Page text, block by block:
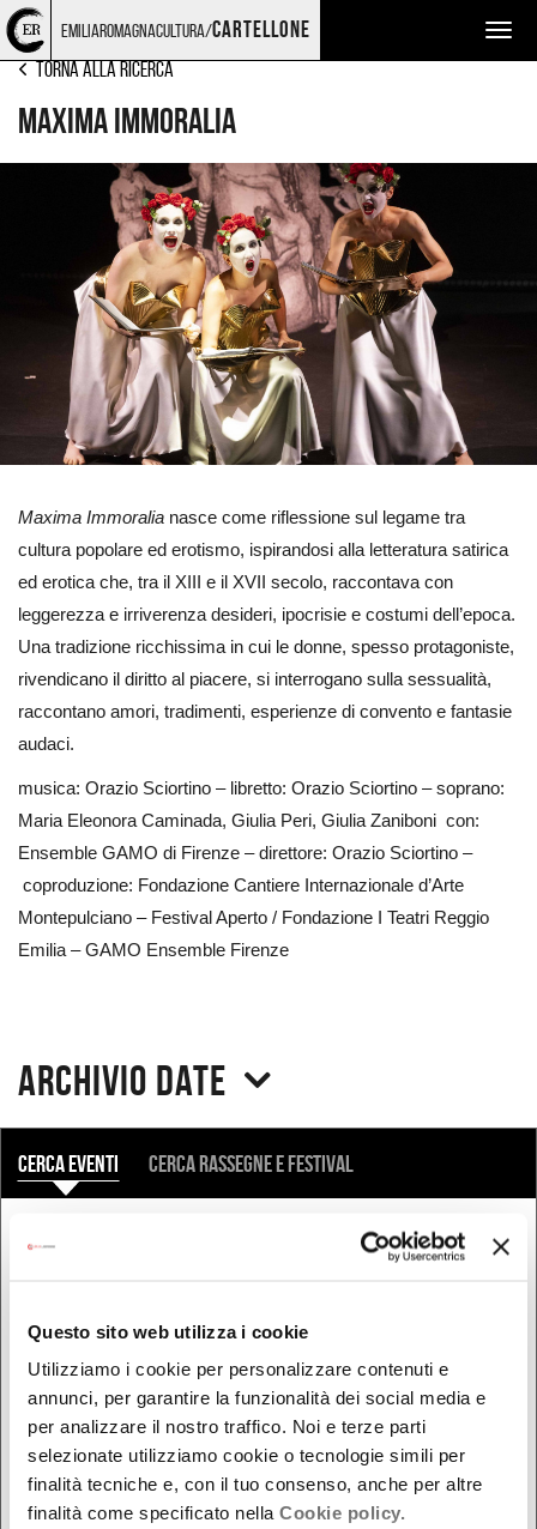
Questo sito web utilizza i cookie
Utilizziamo i cookie per personalizzare contenuti e
annunci, per garantire la funzionalità dei social media e
per analizzare il nostro traffico. Noi e terze parti
selezionate utilizziamo cookie o tecnologie simili per
finalità tecniche e, con il tuo consenso, anche per altre
finalità come specificato nella Cookie policy.
Torna
alla
home
Cerca
nel
sito
Salta
ai
contenuti
Salta
al
menu
emiliaromagnacultura/cartellone
LIRICA
Torna alla ricerca
Maxima Immoralia
Maxima Immoralia nasce come riflessione sul legame tra
cultura popolare ed erotismo, ispirandosi alla letteratura satirica
ed erotica che, tra il XIII e il XVII secolo, raccontava con
leggerezza e irriverenza desideri, ipocrisie e costumi dell’epoca.
Una tradizione ricchissima in cui le donne, spesso protagoniste,
rivendicano il diritto al piacere, si interrogano sulla sessualità,
raccontano amori, tradimenti, esperienze di convento e fantasie
audaci.
musica: Orazio Sciortino – libretto: Orazio Sciortino – soprano:
Maria Eleonora Caminada, Giulia Peri, Giulia Zaniboni con:
Ensemble GAMO di Firenze – direttore: Orazio Sciortino –
coproduzione: Fondazione Cantiere Internazionale d’Arte
Montepulciano – Festival Aperto / Fondazione I Teatri Reggio
Emilia – GAMO Ensemble Firenze
Archivio date
COSA
Cerca eventi Cerca rassegne e festival
QUANDO
Da oggi in poi
Nel week-end
dal - al
DOVE